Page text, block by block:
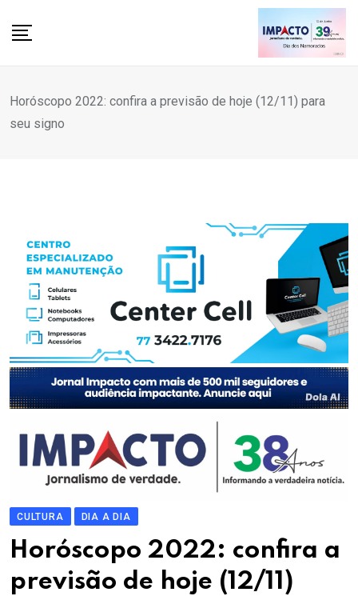
Horóscopo 2022: confira a previsão de hoje (12/11) para
seu signo
CULTURA DIA A DIA
Horóscopo 2022: confira a
previsão de hoje (12/11)